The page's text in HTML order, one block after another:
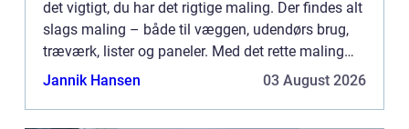
det vigtigt, du har det rigtige maling. Der findes alt
slags maling – både til væggen, udendørs brug,
træværk, lister og paneler. Med det rette maling
er...
Jannik Hansen 03 August 2026